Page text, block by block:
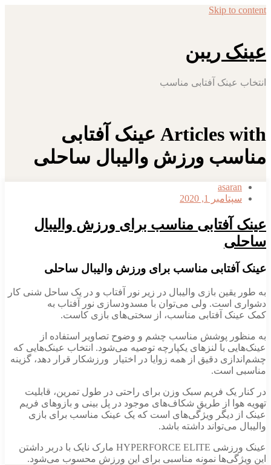
Skip to content
عینک ریبن
انتخاب عینک آفتابی مناسب
Articles with عینک آفتابی
مناسب ورزش والیبال ساحلی
asaran
سپتامبر 1, 2020
عینک آفتابی مناسب برای ورزش والیبال
ساحلی
عینک آفتابی مناسب برای ورزش والیبال ساحلی
به طور یقین بازی والیبال در زیر نور آفتاب و در یک ساحل شنی کار
دشواری است. ولی می‌توان با مسدودسازی نور آفتاب به
کمک عینک آفتابی مناسب، از سختی‌های بازی کاست.
به منظور پوشش مناسب چشم و وضوح تصاویر استفاده از
عینک‌هایی با لنزهای یکپارچه توصیه می‌شود. انتخاب عینک‌هایی که
چشم‌اندازی دقیق از همه زوایا در اختیار ورزشکار قرار دهد، گزینه
مناسبی است.
در کنار یک فریم سبک وزن برای راحتی در طول تمرین، قابلیت
تهویه هوا از طریق شکاف‌های موجود در پل بینی و بازوهای فریم
عینک از دیگر ویژگی‌های است که یک عینک مناسب برای بازی
والیبال می‌تواند داشته باشد.
عینک ورزشی HYPERFORCE ELITE مارک نایک با دربر داشتن
این ویژگی‌ها نمونه مناسبی برای این ورزش محسوب می‌شود.